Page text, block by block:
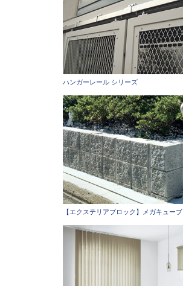
ハンガーレール シリーズ
【エクステリアブロック】メガキューブ